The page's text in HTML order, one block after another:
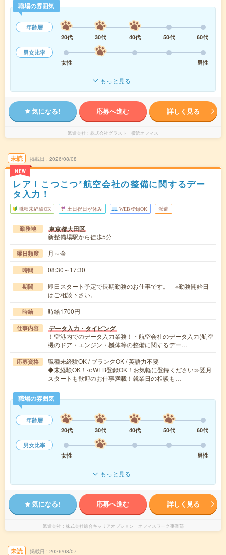
職場の雰囲気
年齢層
20代
30代 40代 50代
60代
男女比率
女性
男性
もっと見る
気になる! 応募へ進む 詳しく見る
派遣会社 株式会社グラスト 横浜オフィス
未読
NEW
掲載日 2026/08/08
レア！こつこつ*航空会社の整備に関するデー
タ入力！
職種未経験OK 土日祝日が休み WEB登録OK 派遣
勤務地 東京都大田区
新整備場駅から徒歩5分
曜日頻度 月～金
時間 08:30～17:30
期間
即日スタート予定で長期勤務のお仕事です。 ※勤務開始日
はご相談下さい。
時給 時給1700円
仕事内容 データ入力・タイピング
！空港内でのデータ入力業務！・航空会社のデータ入力(航空
機のドア・エンジン・機体等の整備に関するデー…
応募資格
職種未経験OK / ブランクOK / 英語力不要
◆未経験OK！≪WEB登録OK！お気軽に登録ください≫翌月
スタートも歓迎のお仕事満載！就業日の相談も…
職場の雰囲気
年齢層
20代
30代 40代 50代
60代
男女比率
女性
男性
もっと見る
気になる! 応募へ進む 詳しく見る
派遣会社 株式会社綜合キャリアオプション オフィスワーク事業部
未読 掲載日 2026/08/07